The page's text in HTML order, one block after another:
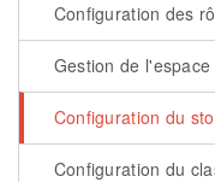
Configuration des
Gestion de
Configuration du
Configuration du